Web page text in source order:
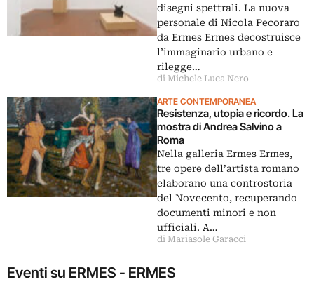
disegni spettrali. La nuova
personale di Nicola Pecoraro
da Ermes Ermes decostruisce
l’immaginario urbano e
rilegge…
di Michele Luca Nero
ARTE CONTEMPORANEA
Resistenza, utopia e ricordo. La
mostra di Andrea Salvino a
Roma
Nella galleria Ermes Ermes,
tre opere dell’artista romano
elaborano una controstoria
del Novecento, recuperando
documenti minori e non
ufficiali. A…
di Mariasole Garacci
Eventi su ERMES - ERMES